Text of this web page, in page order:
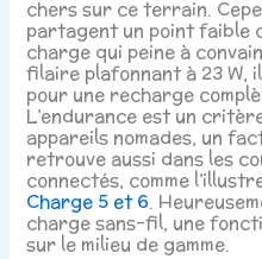
chers sur ce terrain.
partagent un point faible
charge qui peine à
filaire plafonnant à 23 W,
pour une recharge
L’endurance est un
appareils nomades, un
retrouve aussi dans les
connectés, comme
Charge 5 et 6.
charge sans-fil, une
sur le milieu de gamme.